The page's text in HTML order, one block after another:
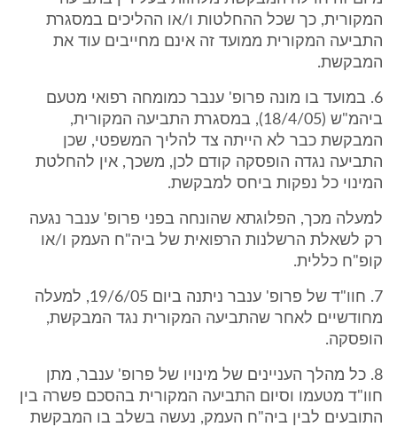
המקורית, כך שכל ההחלטות ו/או ההליכים במסגרת
התביעה המקורית ממועד זה אינם מחייבים עוד את
המבקשת.
6. במועד בו מונה פרופ' ענבר כמומחה רפואי מטעם
ביהמ"ש (18/4/05), במסגרת התביעה המקורית,
המבקשת כבר לא הייתה צד להליך המשפטי, שכן
התביעה נגדה הופסקה קודם לכן, משכך, אין להחלטת
המינוי כל נפקות ביחס למבקשת.
למעלה מכך, הפלוגתא שהונחה בפני פרופ' ענבר נגעה
רק לשאלת הרשלנות הרפואית של ביה"ח העמק ו/או
קופ"ח כללית.
7. חוו"ד של פרופ' ענבר ניתנה ביום 19/6/05, למעלה
מחודשיים לאחר שהתביעה המקורית נגד המבקשת,
הופסקה.
8. כל מהלך העניינים של מינויו של פרופ' ענבר, מתן
חוו"ד מטעמו וסיום התביעה המקורית בהסכם פשרה בין
התובעים לבין ביה"ח העמק, נעשה בשלב בו המבקשת